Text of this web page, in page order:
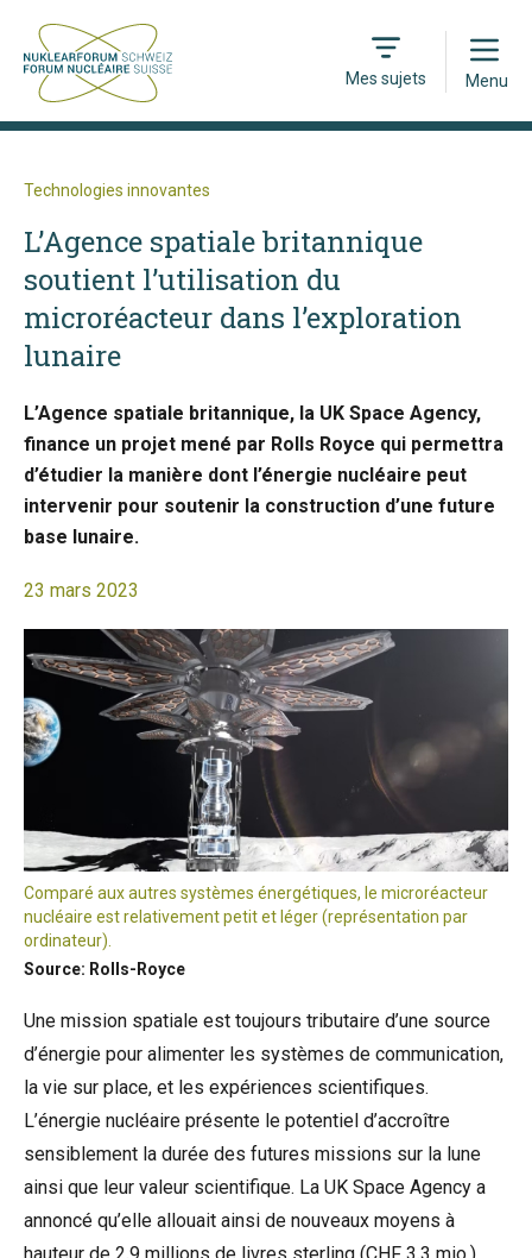
Mes sujets
Open
Menu
Technologies innovantes
L’Agence spatiale britannique
soutient l’utilisation du
microréacteur dans l’exploration
lunaire
L’Agence spatiale britannique, la UK Space Agency,
finance un projet mené par Rolls Royce qui permettra
d’étudier la manière dont l’énergie nucléaire peut
intervenir pour soutenir la construction d’une future
base lunaire.
23 mars 2023
Comparé aux autres systèmes énergétiques, le microréacteur
nucléaire est relativement petit et léger (représentation par
ordinateur).
Source: Rolls-Royce
Une mission spatiale est toujours tributaire d’une source
d’énergie pour alimenter les systèmes de communication,
la vie sur place, et les expériences scientifiques.
L’énergie nucléaire présente le potentiel d’accroître
sensiblement la durée des futures missions sur la lune
ainsi que leur valeur scientifique. La UK Space Agency a
annoncé qu’elle allouait ainsi de nouveaux moyens à